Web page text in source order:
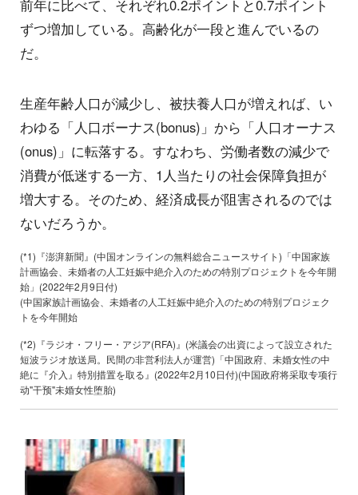
前年に比べて、それぞれ0.2ポイントと0.7ポイント
ずつ増加している。高齢化が一段と進んでいるの
だ。
生産年齢人口が減少し、被扶養人口が増えれば、い
わゆる「人口ボーナス(bonus)」から「人口オーナス
(onus)」に転落する。すなわち、労働者数の減少で
消費が低迷する一方、1人当たりの社会保障負担が
増大する。そのため、経済成長が阻害されるのでは
ないだろうか。
(*1)『澎湃新聞』(中国オンラインの無料総合ニュースサイト)「中国家族
計画協会、未婚者の人工妊娠中絶介入のための特別プロジェクトを今年開
始」(2022年2月9日付)
(中国家族計画協会、未婚者の人工妊娠中絶介入のための特別プロジェク
トを今年開始
(*2)『ラジオ・フリー・アジア(RFA)』(米議会の出資によって設立された
短波ラジオ放送局。民間の非営利法人が運営)「中国政府、未婚女性の中
絶に『介入』特別措置を取る』(2022年2月10日付)(中国政府将采取专项行
动"干预"未婚女性堕胎)